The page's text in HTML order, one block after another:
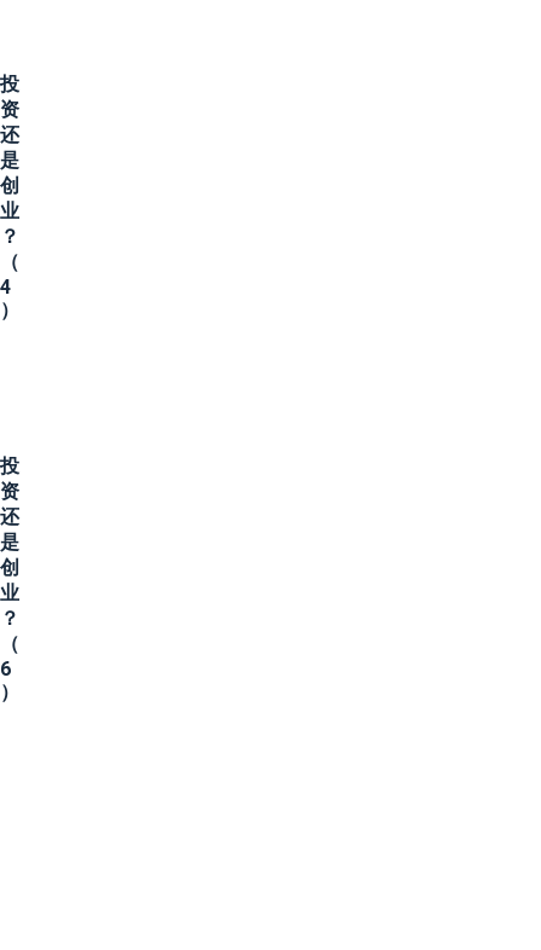
投
资
还
是
创
业
？
（
4
）
投
资
还
是
创
业
？
（
6
）